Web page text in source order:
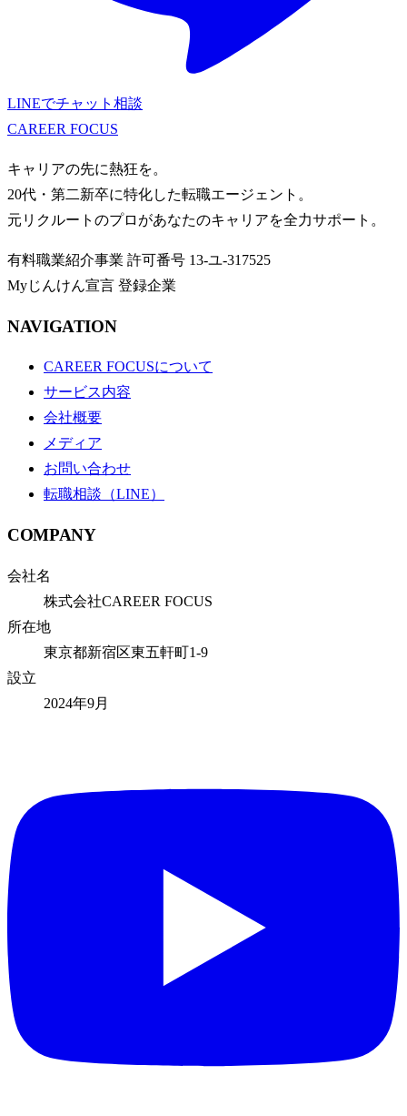
LINEでチャット相談
CAREER FOCUS
キャリアの先に熱狂を。
20代・第二新卒に特化した転職エージェント。
元リクルートのプロがあなたのキャリアを全力サポート。
有料職業紹介事業 許可番号 13-ユ-317525
Myじんけん宣言 登録企業
NAVIGATION
CAREER FOCUSについて
サービス内容
会社概要
メディア
お問い合わせ
転職相談（LINE）
COMPANY
会社名
株式会社CAREER FOCUS
所在地
東京都新宿区東五軒町1-9
設立
2024年9月